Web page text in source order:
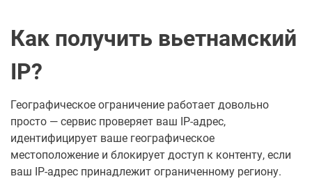
Как получить вьетнамский
IP?
Географическое ограничение работает довольно
просто — сервис проверяет ваш IP-адрес,
идентифицирует ваше географическое
местоположение и блокирует доступ к контенту, если
ваш IP-адрес принадлежит ограниченному региону.